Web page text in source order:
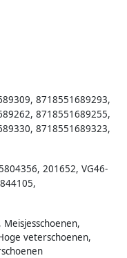
, 8718551689293,
, 8718551689255,
, 8718551689323,
, 201652, VG46-
,
veterschoenen,